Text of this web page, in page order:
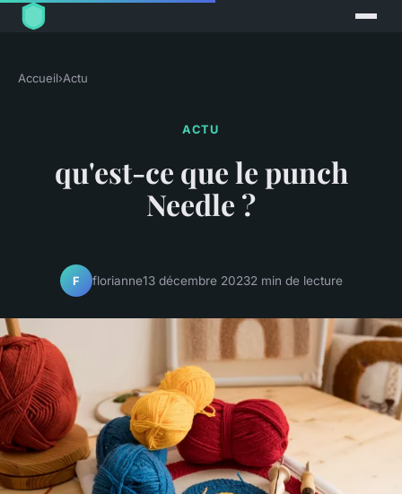
Accueil›Actu
ACTU
qu'est-ce que le punch
Needle ?
F florianne13 décembre 20232 min de lecture